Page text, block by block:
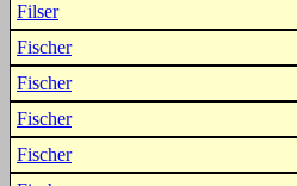
Filser
Fischer
Fischer
Fischer
Fischer